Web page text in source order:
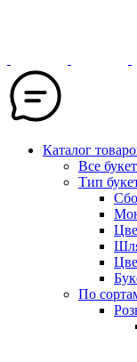
Каталог
Все
Тип
По